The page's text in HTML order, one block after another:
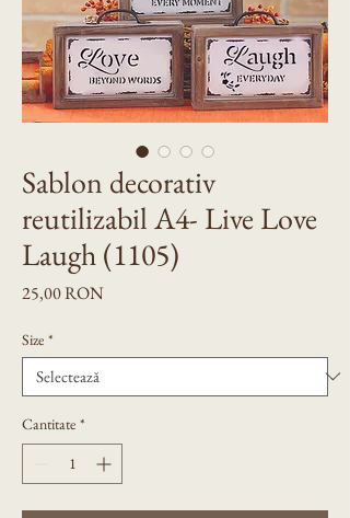
Sablon decorativ
reutilizabil A4- Live Love
Laugh (1105)
25,00 RONPreț
Size *
Cantitate *